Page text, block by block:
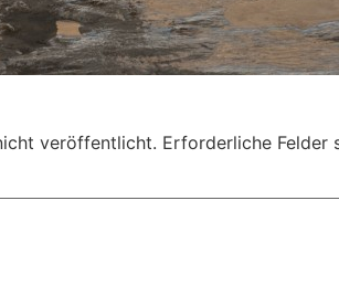
veröffentlicht. Erforderliche Felder